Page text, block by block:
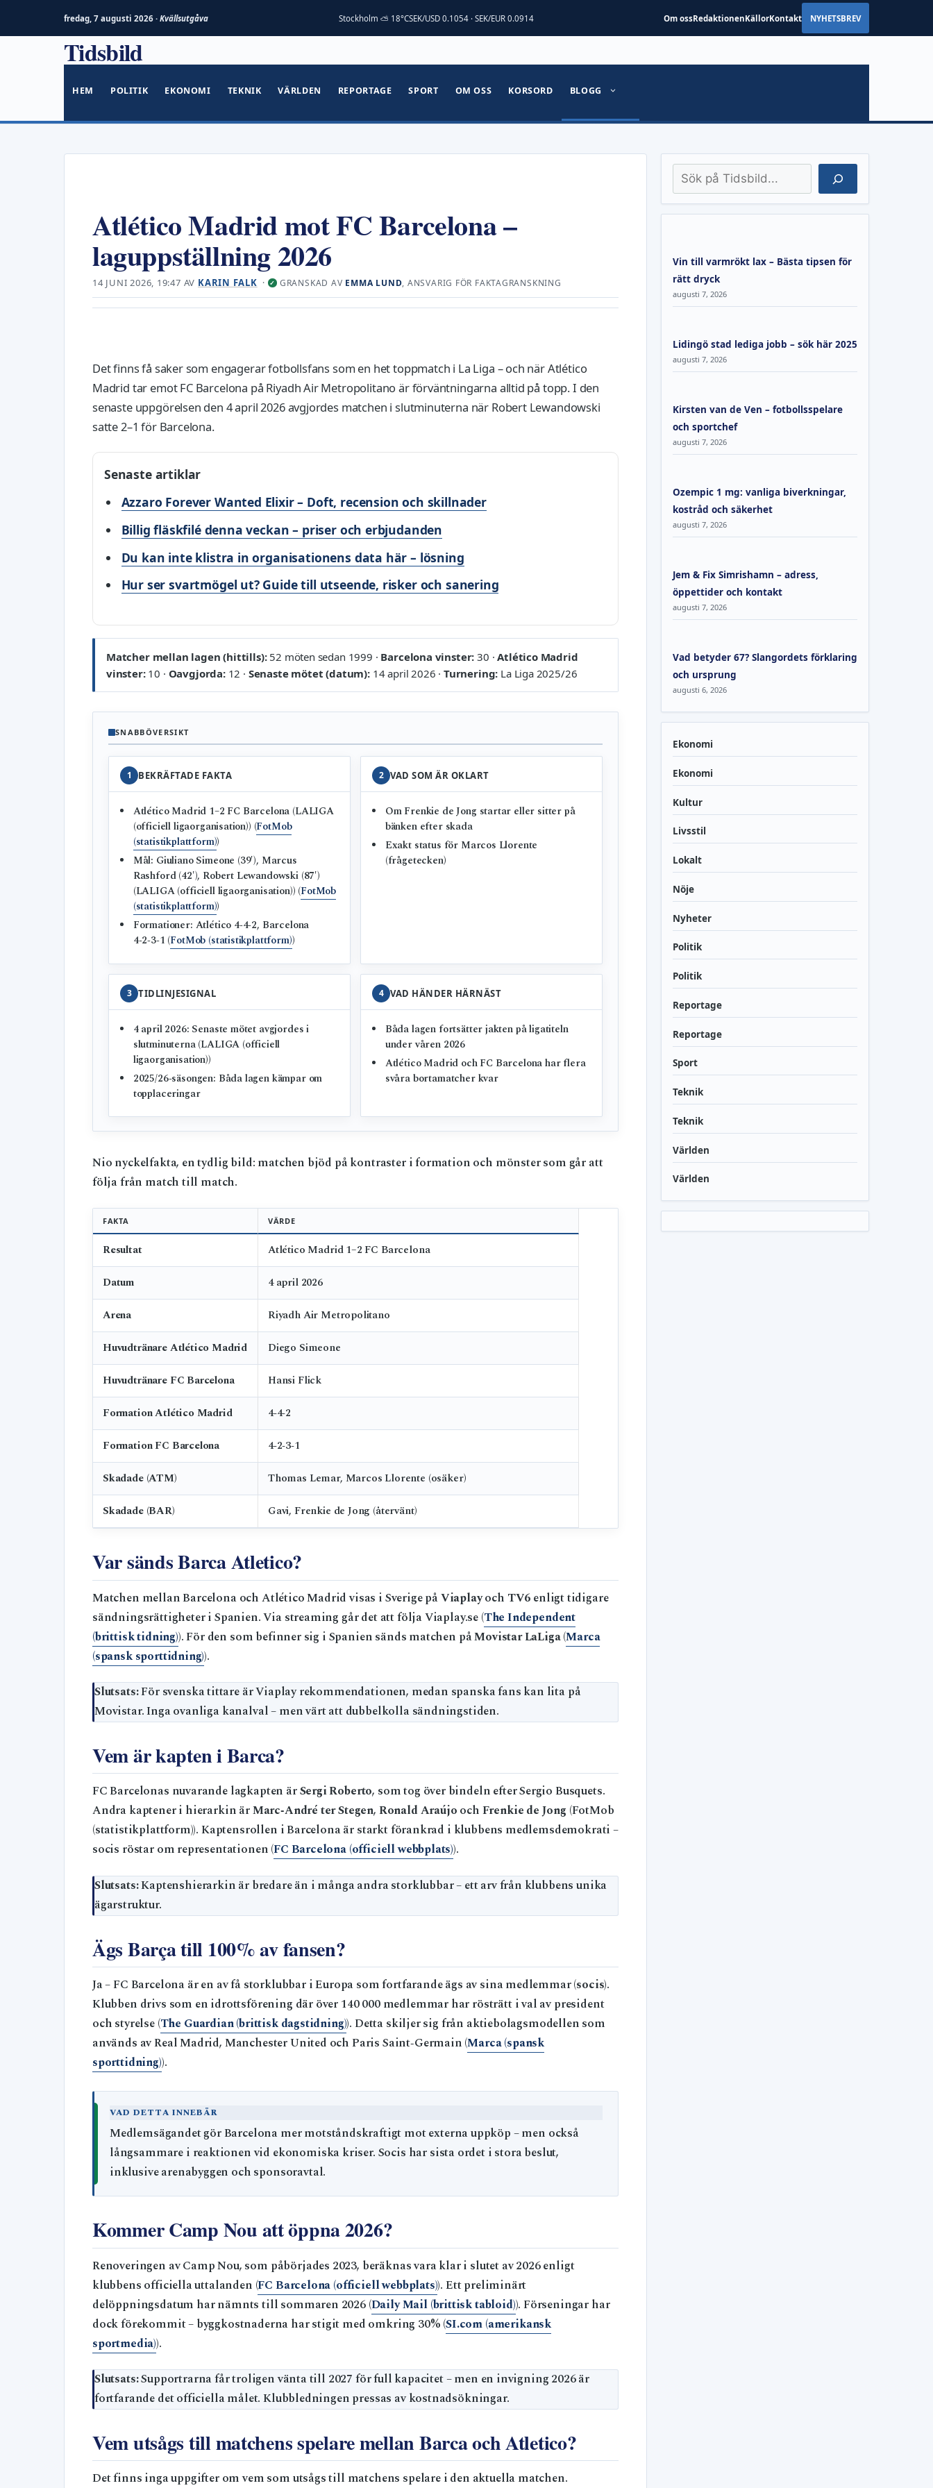
fredag, 7 augusti 2026 · Kvällsutgåva Stockholm ⛅ 18°CSEK/USD 0.1054 · SEK/EUR 0.0914 Om ossRedaktionenKällorKontakt NYHETSBREV
Tidsbild
HEM POLITIK EKONOMI TEKNIK VÄRLDEN REPORTAGE SPORT OM OSS KORSORD BLOGG
Atlético Madrid mot FC Barcelona –
laguppställning 2026
14 JUNI 2026, 19:47 AV KARIN FALK · ✓ GRANSKAD AV EMMA LUND, ANSVARIG FÖR FAKTAGRANSKNING
Det finns få saker som engagerar fotbollsfans som en het toppmatch i La Liga – och när Atlético
Madrid tar emot FC Barcelona på Riyadh Air Metropolitano är förväntningarna alltid på topp. I den
senaste uppgörelsen den 4 april 2026 avgjordes matchen i slutminuterna när Robert Lewandowski
satte 2–1 för Barcelona.
Senaste artiklar
Azzaro Forever Wanted Elixir – Doft, recension och skillnader
Billig fläskfilé denna veckan – priser och erbjudanden
Du kan inte klistra in organisationens data här – lösning
Hur ser svartmögel ut? Guide till utseende, risker och sanering
Matcher mellan lagen (hittills):52 möten sedan 1999 · Barcelona vinster: 30 ·Atlético Madrid
vinster:10 · Oavgjorda:12 · Senaste mötet (datum):14 april 2026 · Turnering: La Liga 2025/26
SNABBÖVERSIKT
1 BEKRÄFTADE FAKTA
Atlético Madrid 1–2 FC Barcelona (LALIGA
(officiell ligaorganisation)) (FotMob
(statistikplattform))
Mål: Giuliano Simeone (39′), Marcus
Rashford (42′), Robert Lewandowski (87′)
(LALIGA (officiell ligaorganisation)) (FotMob
(statistikplattform))
Formationer: Atlético 4‑4‑2, Barcelona
4‑2‑3‑1 (FotMob (statistikplattform))
2 VAD SOM ÄR OKLART
Om Frenkie de Jong startar eller sitter på
bänken efter skada
Exakt status för Marcos Llorente
(frågetecken)
3 TIDLINJESIGNAL
4 april 2026: Senaste mötet avgjordes i
slutminuterna (LALIGA (officiell
ligaorganisation))
2025/26‑säsongen: Båda lagen kämpar om
topplaceringar
4 VAD HÄNDER HÄRNÄST
Båda lagen fortsätter jakten på ligatiteln
under våren 2026
Atlético Madrid och FC Barcelona har flera
svåra bortamatcher kvar
Nio nyckelfakta, en tydlig bild: matchen bjöd på kontraster i formation och mönster som går att
följa från match till match.
FAKTA VÄRDE
Resultat Atlético Madrid 1–2 FC Barcelona
Datum 4 april 2026
Arena Riyadh Air Metropolitano
Huvudtränare Atlético Madrid Diego Simeone
Huvudtränare FC Barcelona Hansi Flick
Formation Atlético Madrid 4‑4‑2
Formation FC Barcelona 4‑2‑3‑1
Skadade (ATM) Thomas Lemar, Marcos Llorente (osäker)
Skadade (BAR) Gavi, Frenkie de Jong (återvänt)
Var sänds Barca Atletico?
Matchen mellan Barcelona och Atlético Madrid visas i Sverige påViaplayoch TV6 enligt tidigare
sändningsrättigheter i Spanien. Via streaming går det att följa Viaplay.se (The Independent
(brittisk tidning)). För den som befinner sig i Spanien sänds matchen påMovistar LaLiga(Marca
(spansk sporttidning)).
Slutsats:För svenska tittare är Viaplay rekommendationen, medan spanska fans kan lita på
Movistar. Inga ovanliga kanalval – men värt att dubbelkolla sändningstiden.
Vem är kapten i Barca?
FC Barcelonas nuvarande lagkapten ärSergi Roberto, som tog över bindeln efter Sergio Busquets.
Andra kaptener i hierarkin ärMarc‑André ter Stegen, Ronald Araújo och Frenkie de Jong (FotMob
(statistikplattform)). Kaptensrollen i Barcelona är starkt förankrad i klubbens medlemsdemokrati –
socis röstar om representationen (FC Barcelona (officiell webbplats)).
Slutsats:Kaptenshierarkin är bredare än i många andra storklubbar – ett arv från klubbens unika
ägarstruktur.
Ägs Barça till 100% av fansen?
Ja – FC Barcelona är en av få storklubbar i Europa som fortfarande ägs av sina medlemmar (socis).
Klubben drivs som en idrottsförening där över 140 000 medlemmar har rösträtt i val av president
och styrelse (The Guardian (brittisk dagstidning)). Detta skiljer sig från aktiebolagsmodellen som
används av Real Madrid, Manchester United och Paris Saint‑Germain (Marca (spansk
sporttidning)).
VAD DETTA INNEBÄR
Medlemsägandet gör Barcelona mer motståndskraftigt mot externa uppköp – men också
långsammare i reaktionen vid ekonomiska kriser. Socis har sista ordet i stora beslut,
inklusive arenabyggen och sponsoravtal.
Kommer Camp Nou att öppna 2026?
Renoveringen av Camp Nou, som påbörjades 2023, beräknas vara klar i slutet av 2026 enligt
klubbens officiella uttalanden (FC Barcelona (officiell webbplats)). Ett preliminärt
delöppningsdatum har nämnts till sommaren 2026 (Daily Mail (brittisk tabloid)). Förseningar har
dock förekommit – byggkostnaderna har stigit med omkring 30% (SI.com (amerikansk
sportmedia)).
Slutsats:Supportrarna får troligen vänta till 2027 för full kapacitet – men en invigning 2026 är
fortfarande det officiella målet. Klubbledningen pressas av kostnadsökningar.
Vem utsågs till matchens spelare mellan Barca och Atletico?
Det finns inga uppgifter om vem som utsågs till matchens spelare i den aktuella matchen.
Sök
Vin till varmrökt lax – Bästa tipsen för
rätt dryck
augusti 7, 2026
Lidingö stad lediga jobb – sök här 2025
augusti 7, 2026
Kirsten van de Ven – fotbollsspelare
och sportchef
augusti 7, 2026
Ozempic 1 mg: vanliga biverkningar,
kostråd och säkerhet
augusti 7, 2026
Jem & Fix Simrishamn – adress,
öppettider och kontakt
augusti 7, 2026
Vad betyder 67? Slangordets förklaring
och ursprung
augusti 6, 2026
Ekonomi
Ekonomi
Kultur
Livsstil
Lokalt
Nöje
Nyheter
Politik
Politik
Reportage
Reportage
Sport
Teknik
Teknik
Världen
Världen